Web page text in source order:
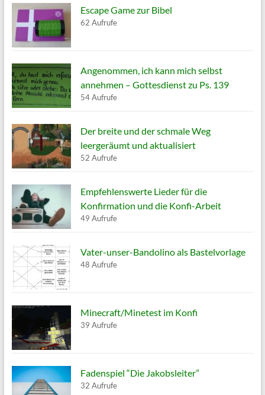
Escape Game zur Bibel
62 Aufrufe
Angenommen, ich kann mich selbst
annehmen – Gottesdienst zu Ps. 139
54 Aufrufe
Der breite und der schmale Weg
leergeräumt und aktualisiert
52 Aufrufe
Empfehlenswerte Lieder für die
Konfirmation und die Konfi-Arbeit
49 Aufrufe
Vater-unser-Bandolino als Bastelvorlage
48 Aufrufe
Minecraft/Minetest im Konfi
39 Aufrufe
Fadenspiel “Die Jakobsleiter”
32 Aufrufe